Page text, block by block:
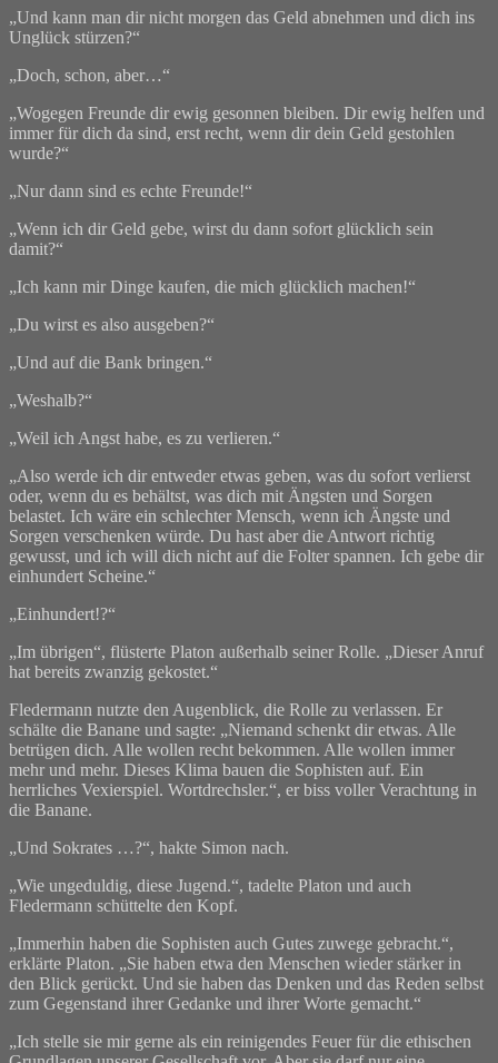
„Und kann man dir nicht morgen das Geld abnehmen und dich ins
Unglück stürzen?“
„Doch, schon, aber…“
„Wogegen Freunde dir ewig gesonnen bleiben. Dir ewig helfen und
immer für dich da sind, erst recht, wenn dir dein Geld gestohlen
wurde?“
„Nur dann sind es echte Freunde!“
„Wenn ich dir Geld gebe, wirst du dann sofort glücklich sein
damit?“
„Ich kann mir Dinge kaufen, die mich glücklich machen!“
„Du wirst es also ausgeben?“
„Und auf die Bank bringen.“
„Weshalb?“
„Weil ich Angst habe, es zu verlieren.“
„Also werde ich dir entweder etwas geben, was du sofort verlierst
oder, wenn du es behältst, was dich mit Ängsten und Sorgen
belastet. Ich wäre ein schlechter Mensch, wenn ich Ängste und
Sorgen verschenken würde. Du hast aber die Antwort richtig
gewusst, und ich will dich nicht auf die Folter spannen. Ich gebe dir
einhundert Scheine.“
„Einhundert!?“
„Im übrigen“, flüsterte Platon außerhalb seiner Rolle. „Dieser Anruf
hat bereits zwanzig gekostet.“
Fledermann nutzte den Augenblick, die Rolle zu verlassen. Er
schälte die Banane und sagte: „Niemand schenkt dir etwas. Alle
betrügen dich. Alle wollen recht bekommen. Alle wollen immer
mehr und mehr. Dieses Klima bauen die Sophisten auf. Ein
herrliches Vexierspiel. Wortdrechsler.“, er biss voller Verachtung in
die Banane.
„Und Sokrates …?“, hakte Simon nach.
„Wie ungeduldig, diese Jugend.“, tadelte Platon und auch
Fledermann schüttelte den Kopf.
„Immerhin haben die Sophisten auch Gutes zuwege gebracht.“,
erklärte Platon. „Sie haben etwa den Menschen wieder stärker in
den Blick gerückt. Und sie haben das Denken und das Reden selbst
zum Gegenstand ihrer Gedanke und ihrer Worte gemacht.“
„Ich stelle sie mir gerne als ein reinigendes Feuer für die ethischen